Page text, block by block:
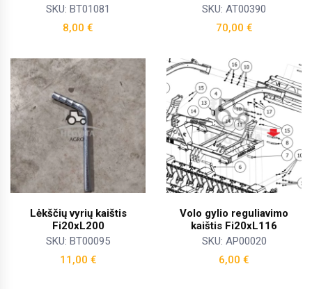
SKU: BT01081
8,00 €
SKU: AT00390
70,00 €
Lėkščių vyrių kaištis
Fi20xL200
SKU: BT00095
11,00 €
Volo gylio reguliavimo
kaištis Fi20xL116
SKU: AP00020
6,00 €